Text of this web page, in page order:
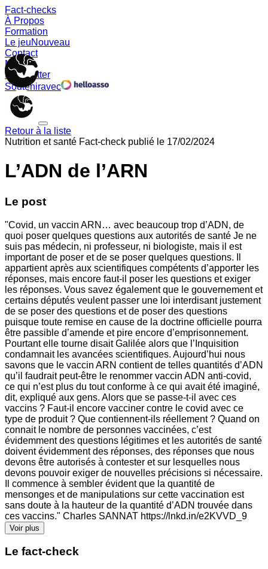
Fact-checks
À Propos
Formation
Le jeuNouveau
Contact
Memes
Newsletter
Souteniravec
Retour à la liste
Nutrition et santé Fact-check publié le 17/02/2024
L’ADN de l’ARN
Le post
"Covid, un vaccin ARN… avec beaucoup trop d’ADN, de
quoi poser quelques questions aux autorités de santé Je ne
suis pas médecin, ni professeur, ni biologiste, mais il est
important de poser et de se poser quelques questions. Il
appartient après aux scientifiques compétents d’apporter les
réponses, mais encore faut-il poser les questions et exiger
les réponses. Vous savez également que le gouvernement et
certains députés veulent passer une loi interdisant justement
de se poser des questions et de poser des questions
puisque toute remise en cause de la doctrine officielle pourra
être passible d’amende et pire encore d’emprisonnement.
Pourtant elle tourne disait Galilée alors que l’Inquisition
condamnait les avancées scientifiques. Aujourd’hui nous
savons que le vaccin ARN contient de telles quantités d’ADN
qu’il faudrait peut-être le renommer vaccin ADN anti-covid,
ce qui n’est plus du tout conforme à ce qui avait été imaginé,
dit, expliqué aux gens. Alors que se passe-t-il avec ces
vaccins ? Faut-il encore vacciner contre le covid avec ce
type de produit ? Que contiennent-ils réellement ? Quand on
connait le nombre de personnes vaccinées, c’est
évidemment des questions légitimes et les autorités de santé
doivent évidemment des réponses, des réponses que nous
devons être autorisés à contester et sur lesquelles nous
devons pouvoir exiger de nouvelles précisions si nécessaire.
Il commence à sembler évident que la quantité de
mensonges et de manipulations sur cette vaccination est
sans doute à la hauteur de la quantité d’ADN trouvée dans
ces vaccins." Charles SANNAT https://lnkd.in/e2KVVD_9
Voir plus
Le fact-check